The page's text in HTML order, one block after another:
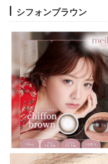
シフォンブラウン